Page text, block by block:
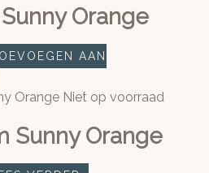
Orange
AAN
Niet op voorraad
Sunny Orange